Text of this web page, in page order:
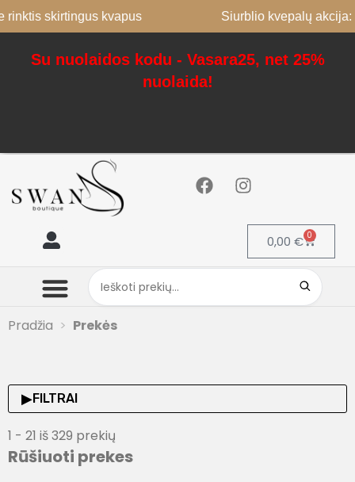
skirtingus kvapus Siurblio kvepalų akcija:
Su nuolaidos kodu - Vasara25, net 25%
nuolaida!
0,00 € 0
Pradžia Prekės
▶FILTRAI
1 - 21 iš 329 prekių
Rūšiuoti prekes